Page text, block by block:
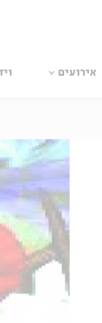
אירועים